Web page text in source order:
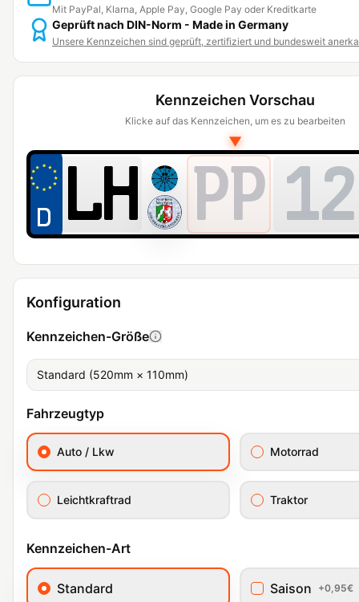
Mit PayPal, Klarna, Apple Pay, Google Pay oder Kreditkarte
Geprüft nach DIN-Norm - Made in Germany
Unsere Kennzeichen sind geprüft, zertifiziert und bundesweit
Konfiguration
Kennzeichen-Größe
Standard (520mm × 110mm)
Fahrzeugtyp
Auto / Lkw Motorrad
Leichtkraftrad Traktor
Kennzeichen-Art
Standard Saison +0,95€
Kennzeichen Vorschau
Klicke auf das Kennzeichen, um es zu bearbeiten
▼
PP